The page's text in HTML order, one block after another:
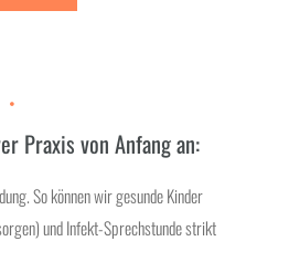
Praxis von Anfang an:
So können wir gesunde Kinder
und Infekt-Sprechstunde strikt